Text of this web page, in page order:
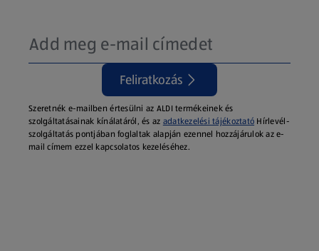
Feliratkozás
Szeretnék e-mailben értesülni az ALDI termékeinek és
szolgáltatásainak kínálatáról, és az adatkezelési tájékoztató Hírlevél-
szolgáltatás pontjában foglaltak alapján ezennel hozzájárulok az e-
mail címem ezzel kapcsolatos kezeléséhez.